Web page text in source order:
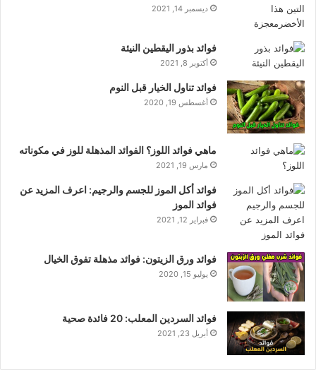
ديسمبر 14, 2021
فوائد بذور اليقطين النيئة
أكتوبر 8, 2021
فوائد تناول الخيار قبل النوم
أغسطس 19, 2020
ماهي فوائد اللوز؟ الفوائد المذهلة للوز في مكوناته
مارس 19, 2021
فوائد أكل الموز للجسم والرجيم: اعرف المزيد عن
فوائد الموز
فبراير 12, 2021
فوائد ورق الزيتون: فوائد مذهلة تفوق الخيال
يوليو 15, 2020
فوائد السردين المعلب: 20 فائدة صحية
أبريل 23, 2021